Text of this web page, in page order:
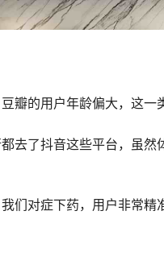
瓣的用户年龄偏大，这一
去了抖音这些平台，虽
们对症下药，用户非常精